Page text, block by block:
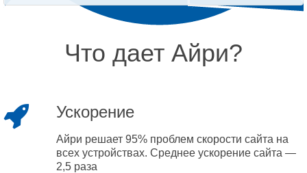
Что дает Айри?
Ускорение
Айри решает 95% проблем скорости сайта на
всех устройствах. Среднее ускорение сайта —
2,5 раза